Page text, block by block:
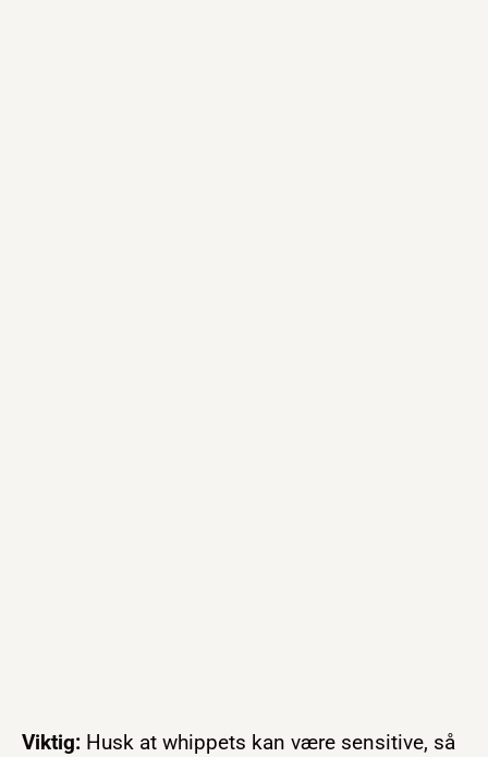
Viktig: Husk at whippets kan være sensitive, så